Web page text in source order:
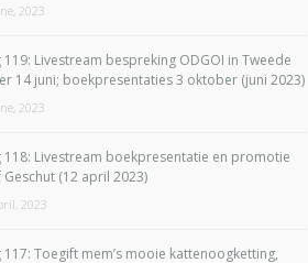
2023
119: Livestream bespreking ODGOI in Tweede
14 juni; boekpresentaties 3 oktober (juni 2023)
2023
118: Livestream boekpresentatie en promotie
Geschut (12 april 2023)
2023
117: Toegift mem’s mooie kattenoogketting,